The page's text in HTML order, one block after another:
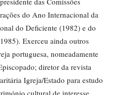
do Ano Internacional da
do Deficiente (1982) e do
Exerceu ainda outros
portuguesa, nomeadamente
diretor da revista
Igreja/Estado para estudo
cultural de interesse